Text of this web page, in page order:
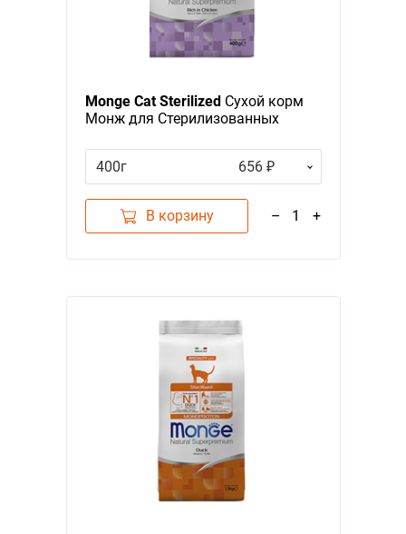
Monge Cat SterilizedСухой корм
Монж для Стерилизованных
400г
656 ₽
В корзину – 1 +